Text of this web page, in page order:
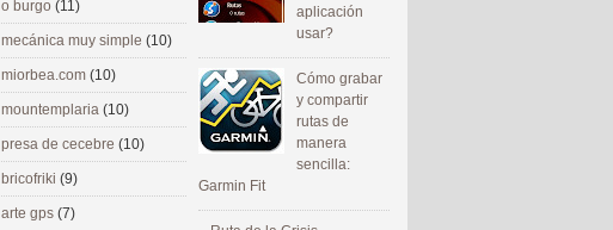
aplicación
usar?
Cómo grabar
y compartir
rutas de
manera
sencilla:
Garmin Fit
o burgo (11)
mecánica muy simple (10)
miorbea.com (10)
mountemplaria (10)
presa de cecebre (10)
bricofriki (9)
arte gps (7)